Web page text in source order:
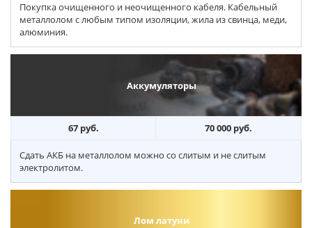
Покупка очищенного и неочищенного кабеля. Кабельный
металлолом с любым типом изоляции, жила из свинца, меди,
алюминия.
Аккумуляторы
67 руб. 70 000 руб.
Сдать АКБ на металлолом можно со слитым и не слитым
электролитом.
Лом латуни